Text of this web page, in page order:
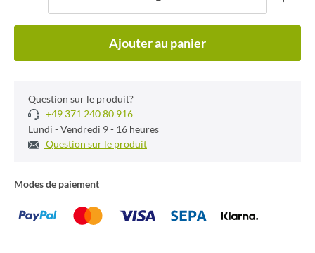
Ajouter au panier
Question sur le produit?
+49 371 240 80 916
Lundi - Vendredi 9 - 16 heures
Question sur le produit
Modes de paiement